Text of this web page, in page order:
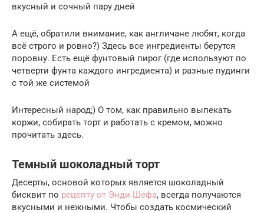
вкусный и сочный пару дней
А ещё, обратили внимание, как англичане любят, когда
всё строго и ровно?) Здесь все ингредиенты берутся
поровну. Есть ещё фунтовый пирог (где используют по
четверти фунта каждого ингредиента) и разные пудинги
с той же системой
Интересный народ;) О том, как правильно выпекать
коржи, собирать торт и работать с кремом, можно
прочитать здесь.
Темный шоколадный торт
Десерты, основой которых является шоколадный
бисквит по рецепту от Энди Шефа, всегда получаются
вкусными и нежными. Чтобы создать космический